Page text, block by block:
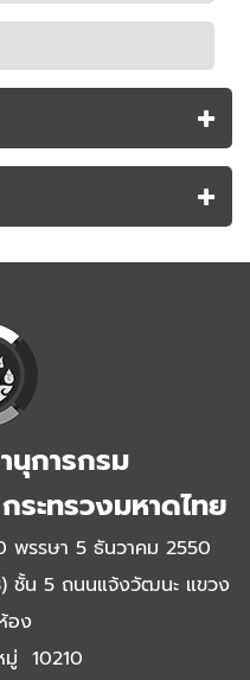
นุการกรม
ะทรวงมหาดไทย
พรรษา 5 ธันวาคม 2550
ชั้น 5 ถนนแจ้งวัฒนะ แขวง
อง
มู่ 10210